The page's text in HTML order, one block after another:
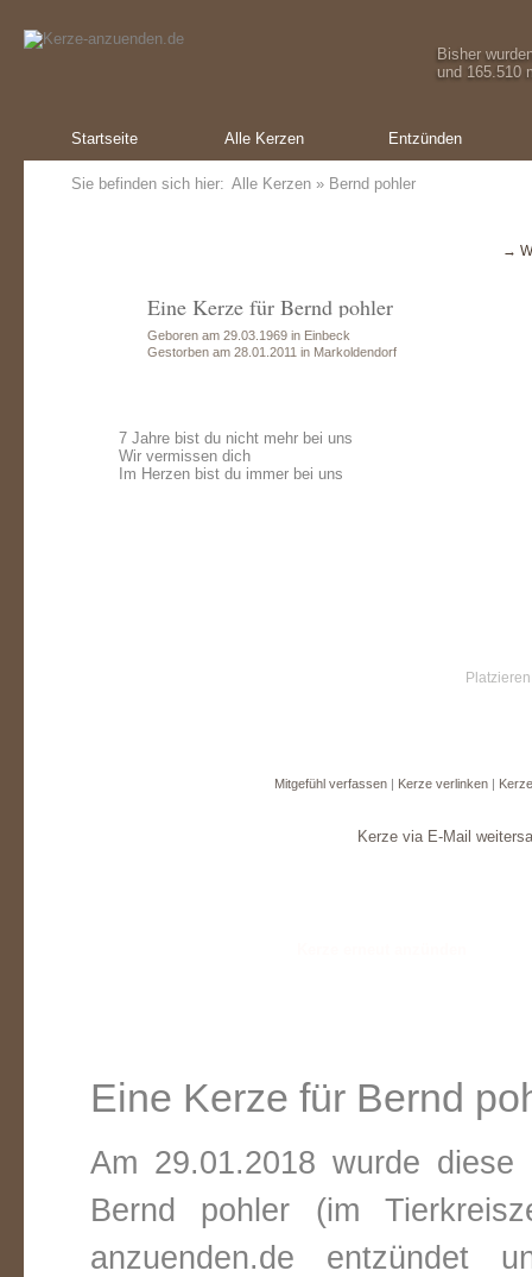
Bisher
und 165.510
Startseite Alle Kerzen Entzünden
Sie befinden sich hier: Alle Kerzen » Bernd pohler
→
Eine Kerze für Bernd pohler
Geboren am 29.03.1969 in Einbeck
Gestorben am 28.01.2011 in Markoldendorf
7 Jahre bist du nicht mehr bei uns
Wir vermissen dich
Im Herzen bist du immer bei uns
Mitgefühl verfassen | Kerze verlinken |
Kerze via E-Mail
Eine Kerze für Bernd
Am 29.01.2018 wurde
Bernd pohler (im
anzuenden.de entzündet